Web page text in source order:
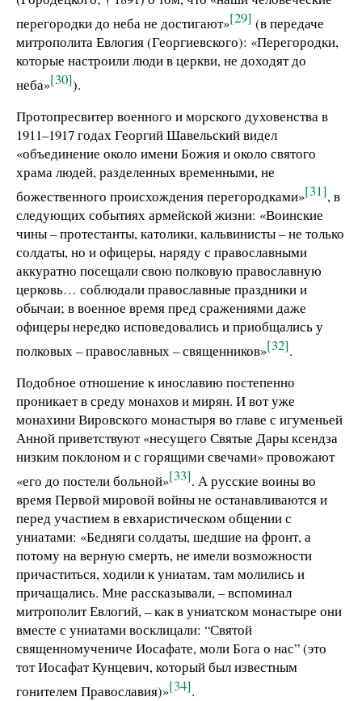
перегородки до неба не достигают»[29] (в передаче
митрополита Евлогия (Георгиевского): «Перегородки,
которые настроили люди в церкви, не доходят до
неба»[30]).
Протопресвитер военного и морского духовенства в
1911–1917 годах Георгий Шавельский видел
«объединение около имени Божия и около святого
храма людей, разделенных временными, не
божественного происхождения перегородками»[31], в
следующих событиях армейской жизни: «Воинские
чины – протестанты, католики, кальвинисты – не только
солдаты, но и офицеры, наряду с православными
аккуратно посещали свою полковую православную
церковь… соблюдали православные праздники и
обычаи; в военное время пред сражениями даже
офицеры нередко исповедовались и приобщались у
полковых – православных – священников»[32].
Подобное отношение к инославию постепенно
проникает в среду монахов и мирян. И вот уже
монахини Вировского монастыря во главе с игуменьей
Анной приветствуют «несущего Святые Дары ксендза
низким поклоном и с горящими свечами» провожают
«его до постели больной»[33]. А русские воины во
время Первой мировой войны не останавливаются и
перед участием в евхаристическом общении с
униатами: «Бедняги солдаты, шедшие на фронт, а
потому на верную смерть, не имели возможности
причаститься, ходили к униатам, там молились и
причащались. Мне рассказывали, – вспоминал
митрополит Евлогий, – как в униатском монастыре они
вместе с униатами восклицали: “Святой
священномучениче Иосафате, моли Бога о нас” (это
тот Иосафат Кунцевич, который был известным
гонителем Православия)»[34].